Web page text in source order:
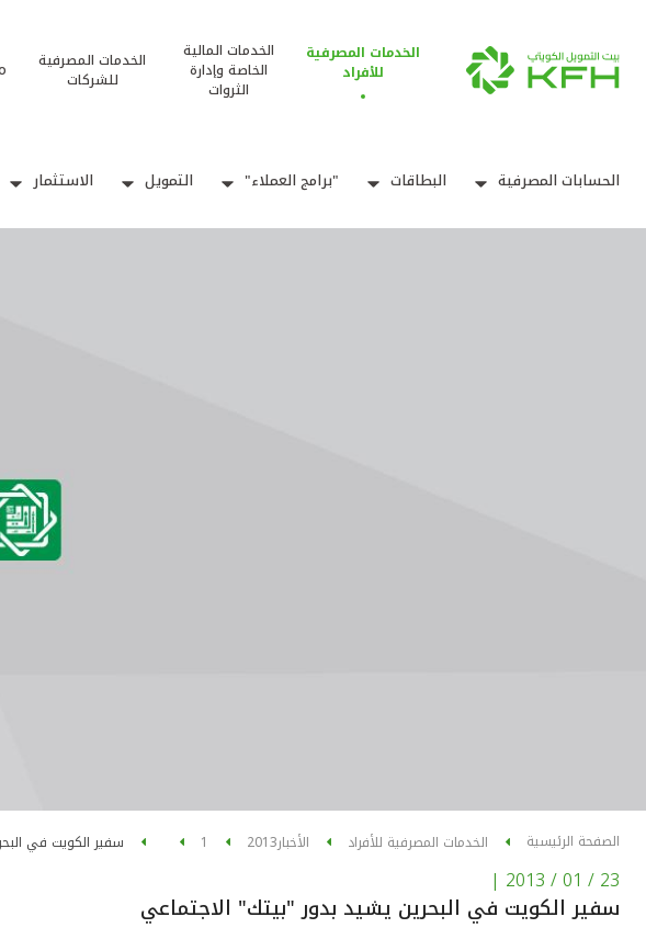
الخدمات المصرفية
للأفراد
الخدمات المالية
الخاصة وإدارة
الثروات
الخدمات المصرفية
للشركات
الحسابات المصرفية البطاقات "برامج العملاء" التمويل الاستثمار
الصفحة الرئيسية الخدمات المصرفية للأفراد الأخبار2013
1 سفير الكويت في
23 / 01 / 2013
|
سفير الكويت في البحرين يشيد بدور "بيتك" الاجتماعي